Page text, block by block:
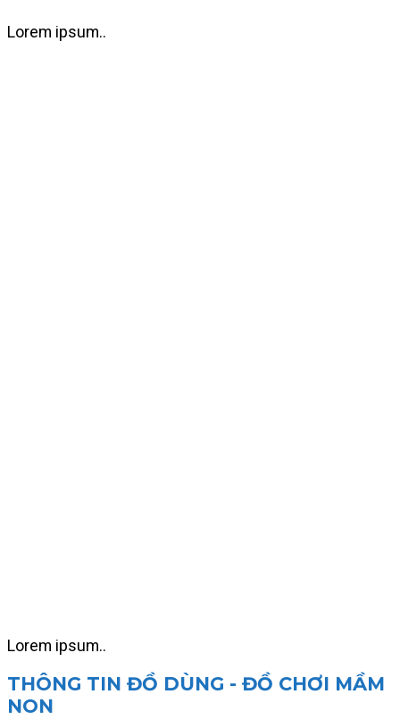
Lorem ipsum..
Lorem ipsum..
THÔNG TIN ĐỒ DÙNG - ĐỒ CHƠI MẦM
NON